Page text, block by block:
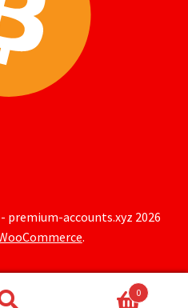
premium-accounts.xyz 2026
.
0